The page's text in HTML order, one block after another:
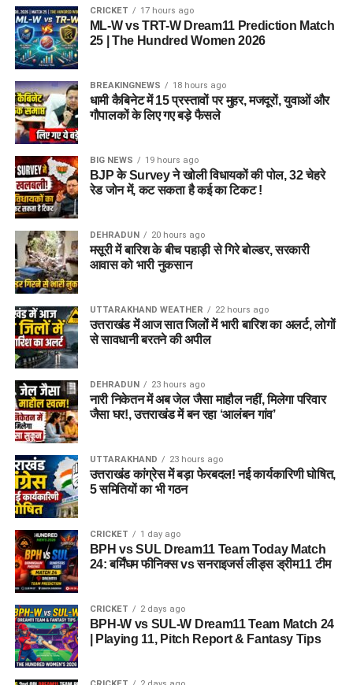
CRICKET 17 hours ago
ML-W vs TRT-W Dream11 Prediction Match
25 | The Hundred Women 2026
BREAKINGNEWS 18 hours ago
धामी कैबिनेट में 15 प्रस्तावों पर मुहर, मजदूरों, युवाओं और
गौपालकों के लिए गए बड़े फैसले
BIG NEWS 19 hours ago
BJP के Survey ने खोली विधायकों की पोल, 32 चेहरे
रेड जोन में, कट सकता है कई का टिकट !
DEHRADUN 20 hours ago
मसूरी में बारिश के बीच पहाड़ी से गिरे बोल्डर, सरकारी
आवास को भारी नुकसान
UTTARAKHAND WEATHER 22 hours ago
उत्तराखंड में आज सात जिलों में भारी बारिश का अलर्ट, लोगों
से सावधानी बरतने की अपील
DEHRADUN 23 hours ago
नारी निकेतन में अब जेल जैसा माहौल नहीं, मिलेगा परिवार
जैसा घर!, उत्तराखंड में बन रहा ‘आलंबन गांव’
UTTARAKHAND 23 hours ago
उत्तराखंड कांग्रेस में बड़ा फेरबदल! नई कार्यकारिणी घोषित,
5 समितियों का भी गठन
CRICKET 1 day ago
BPH vs SUL Dream11 Team Today Match
24: बर्मिंघम फीनिक्स vs सनराइजर्स लीड्स ड्रीम11 टीम
CRICKET 2 days ago
BPH-W vs SUL-W Dream11 Team Match 24
| Playing 11, Pitch Report & Fantasy Tips